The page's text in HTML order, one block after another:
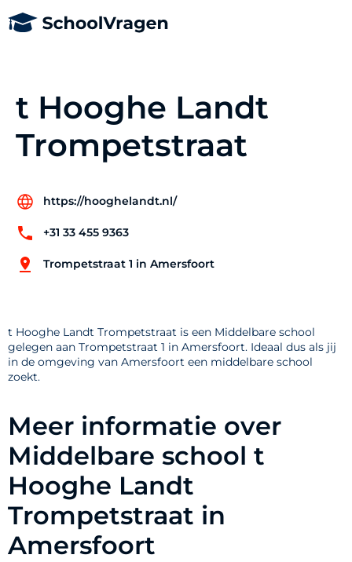
t Hooghe Landt
Trompetstraat
https://hooghelandt.nl/
+31 33 455 9363
Trompetstraat 1 in Amersfoort
t Hooghe Landt Trompetstraat is een Middelbare school
gelegen aan Trompetstraat 1 in Amersfoort. Ideaal dus als jij
in de omgeving van Amersfoort een middelbare school
zoekt.
Meer informatie over
Middelbare school t
Hooghe Landt
Trompetstraat in
Amersfoort